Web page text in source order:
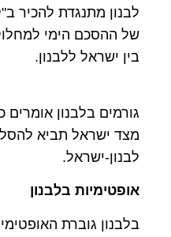
לבנון מתנגדת להכיר
של ההסכם הימי
בין ישראל ללבנון.
גורמים בלבנון
מצד ישראל תביא
לבנון-ישראל.
אופטימיות בלבנון
בלבנון גוברת